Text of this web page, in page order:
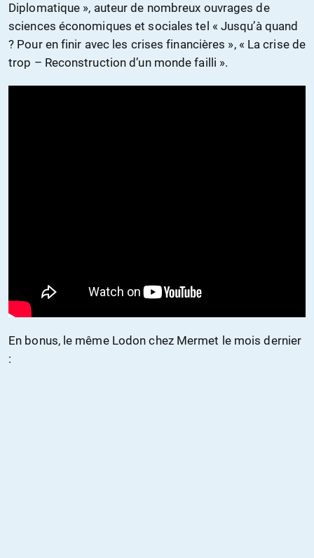
Diplomatique », auteur de nombreux ouvrages de
sciences économiques et sociales tel « Jusqu’à quand
? Pour en finir avec les crises financières », « La crise de
trop – Reconstruction d’un monde failli ».
En bonus, le même Lodon chez Mermet le mois dernier
: